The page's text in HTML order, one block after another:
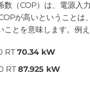
数（COP）は、電源入
が高いということは
ことを意味します。例え
RT 70.34 kW
RT 87.925 kW